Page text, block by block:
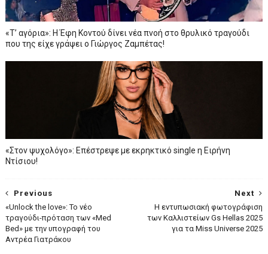
«Τ’ αγόρια»: Η Έφη Κοντού δίνει νέα πνοή στο θρυλικό τραγούδι
που της είχε γράψει ο Γιώργος Ζαμπέτας!
«Στον ψυχολόγο»: Επέστρεψε με εκρηκτικό single η Ειρήνη
Ντίσιου!
Next
Η εντυπωσιακή φωτογράφιση
των Καλλιστείων Gs Hellas 2025
για τα Miss Universe 2025
Previous
«Unlock the love»: Το νέο
τραγούδι-πρόταση των «Med
Bed» με την υπογραφή του
Αντρέα Γιατράκου